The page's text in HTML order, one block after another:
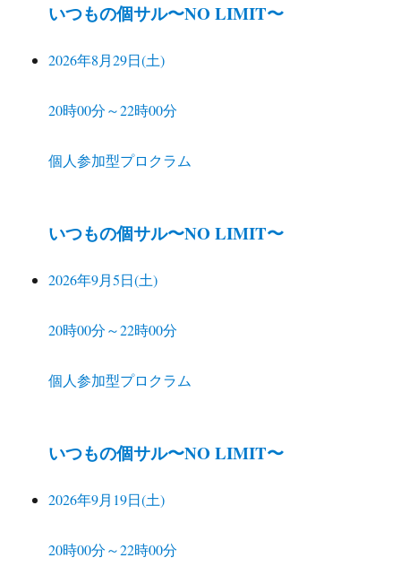
いつもの個サル〜NO LIMIT〜
2026年8月29日(土)
20時00分～22時00分
個人参加型プロクラム
いつもの個サル〜NO LIMIT〜
2026年9月5日(土)
20時00分～22時00分
個人参加型プロクラム
いつもの個サル〜NO LIMIT〜
2026年9月19日(土)
20時00分～22時00分